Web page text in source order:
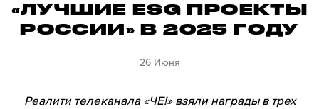
«ЛУЧШИЕ ESG ПРОЕКТЫ
РОССИИ» В 2025 ГОДУ
26 Июня
Реалити телеканала «ЧЕ!» взяли награды в трех